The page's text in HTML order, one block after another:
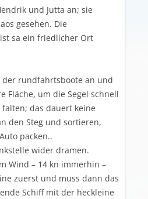
und Jutta an; sie
gesehen. Die
sa ein friedlicher Ort
der rundfahrtsboote an und
Fläche, um die Segel schnell
das dauert keine
den Steg und sortieren,
packen..
wider dramen.
Wind – 14 kn immerhin –
zuerst und muss dann das
Schiff mit der heckleine